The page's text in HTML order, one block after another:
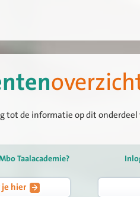
tot de informatie op dit
Taalacademie?
je hier